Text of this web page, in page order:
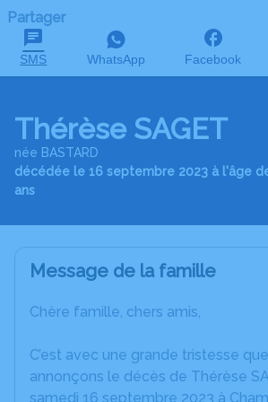
Partager
SMS WhatsApp Facebook
Thérèse SAGET
née BASTARD
décédée le 16 septembre 2023 à l'âge
ans
Message de la famille
Chère famille, chers amis,
C’est avec une grande tristesse
annonçons le décès de Thérèse
samedi 16 septembre 2023 à